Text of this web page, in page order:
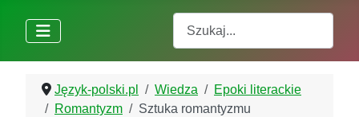
Język-polski.pl Wiedza
Epoki literackie
Romantyzm
Sztuka romantyzmu